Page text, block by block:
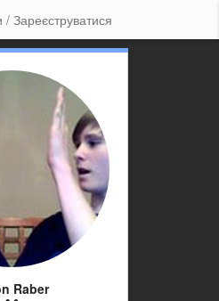
/ Зареєструватися
Raber